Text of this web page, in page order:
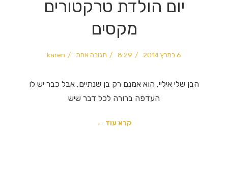
יום הולדת טרקטורים
מקסים
6 במרץ 2014 8:29 תגובה אחת karen
הבן שלי איליי, הוא אמנם רק בן שנתיים, אבל כבר יש לו
העדפה ברורה לכל דבר שיש
קרא עוד ←